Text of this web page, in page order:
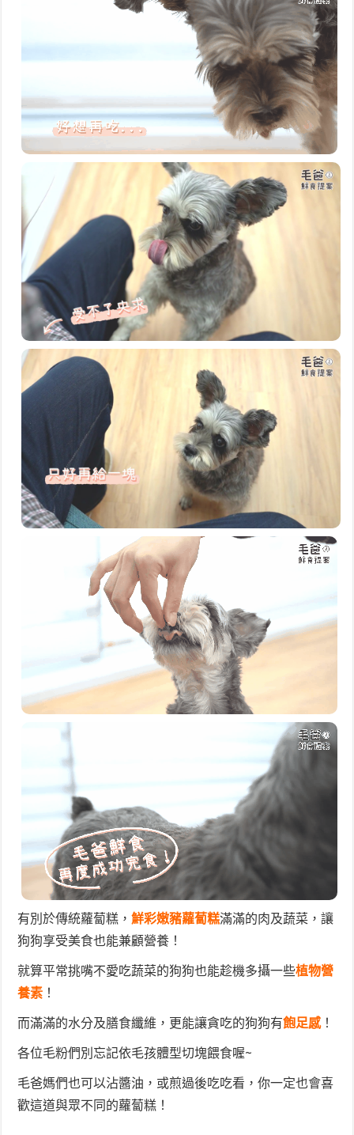
有別於傳統蘿蔔糕，鮮彩嫩豬蘿蔔糕滿滿的肉及蔬菜，讓
狗狗享受美食也能兼顧營養！
就算平常挑嘴不愛吃蔬菜的狗狗也能趁機多攝一些植物營
養素 ！
而滿滿的水分及膳食纖維，更能讓貪吃的狗狗有飽足感！
各位毛粉們別忘記依毛孩體型切塊餵食喔~
毛爸媽們也可以沾醬油，或煎過後吃吃看，你一定也會喜
歡這道與眾不同的蘿蔔糕！